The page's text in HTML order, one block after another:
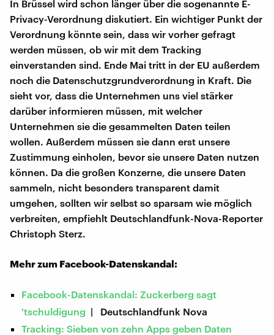
In Brüssel wird schon länger über die sogenannte E-
Privacy-Verordnung diskutiert. Ein wichtiger Punkt der
Verordnung könnte sein, dass wir vorher gefragt
werden müssen, ob wir mit dem Tracking
einverstanden sind. Ende Mai tritt in der EU außerdem
noch die Datenschutzgrundverordnung in Kraft. Die
sieht vor, dass die Unternehmen uns viel stärker
darüber informieren müssen, mit welcher
Unternehmen sie die gesammelten Daten teilen
wollen. Außerdem müssen sie dann erst unsere
Zustimmung einholen, bevor sie unsere Daten nutzen
können. Da die großen Konzerne, die unsere Daten
sammeln, nicht besonders transparent damit
umgehen, sollten wir selbst so sparsam wie möglich
verbreiten, empfiehlt Deutschlandfunk-Nova-Reporter
Christoph Sterz.
Mehr zum Facebook-Datenskandal:
Facebook-Datenskandal: Zuckerberg sagt
'tschuldigung | Deutschlandfunk Nova
Tracking: Sieben von zehn Apps geben Daten